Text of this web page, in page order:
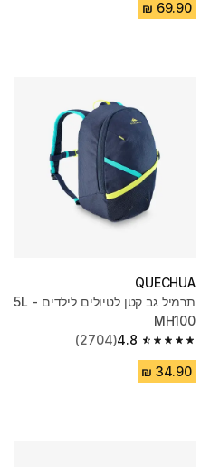
QUECHUA
תרמיל גב קטן לטיולים לילדים 5L -
MH100
4.8
4.8 out of 5 stars from 2704 reviews
(2704)